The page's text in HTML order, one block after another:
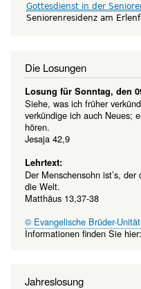
Gottesdienst in der
Seniorenresidenz am
Die Losungen
Losung für Sonntag, den
Siehe, was ich früher
verkündige ich auch Neues;
hören.
Jesaja 42,9
Lehrtext:
Der Menschensohn ist’s,
die Welt.
Matthäus 13,37-38
© Evangelische Brüder-
Informationen finden Sie
Jahreslosung